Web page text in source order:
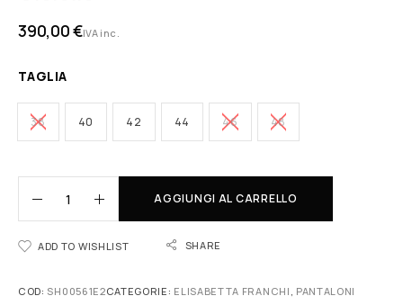
390,00€IVA inc.
TAGLIA
38 40 42 44 46 48
AGGIUNGI AL CARRELLO
ADD TO WISHLIST SHARE
COD: SH00561E2CATEGORIE: ELISABETTA FRANCHI , PANTALONI